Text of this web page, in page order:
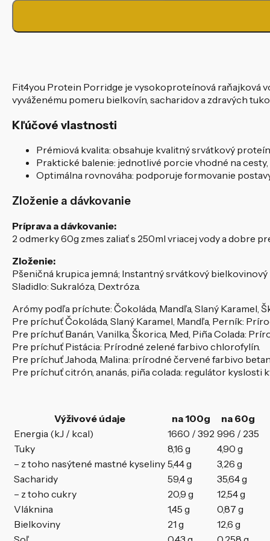
Fit4you Protein Porridge je vysokoproteínová raňajková
vyváženému pomeru bielkovín, sacharidov a zdravých
Kľúčové vlastnosti
Prémiová kvalita: obsahuje kvalitný srvátkový
Praktické balenie: jednotlivé porcie vhodné na
Optimálna rovnováha: podporuje formovanie
Zloženie a dávkovanie
Príprava a dávkovanie:
2 odmerky 60g zmes zaliať s 250ml vriacej vody a dobre
Zloženie:
Pšeničná krupica jemná; Instantný srvátkový
Sladidlo: Sukralóza, Dextróza.
Arómy podľa príchute: Čokoláda, Mandľa, Slaný Karamel,
Pre príchuť Čokoláda, Slaný Karamel, Mandľa, Perník:
Pre príchuť Banán, Vanilka, Škorica, Med, Piña Colada:
Pre príchuť Pistácia: Prírodné zelené farbivo chlorofylín.
Pre príchuť Jahoda, Malina: prírodné červené farbivo
Pre príchuť citrón, ananás, piña colada: regulátor kyslosti
Výživové údaje na 100g
na 60g
Energia (kJ / kcal)
1660 / 392 996 / 235
Tuky
8,16 g
4,90 g
– z toho nasýtené mastné kyseliny 5,44 g
3,26 g
Sacharidy
59,4 g
35,64 g
– z toho cukry
20,9 g
12,54 g
Vláknina
1,45 g
0,87 g
Bielkoviny
21 g
12,6 g